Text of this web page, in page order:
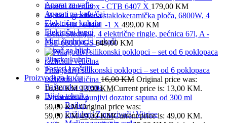
Aparat za vafle
Aparati za kafu/čaj
Električna kuhala
Električni lonci
Mini štednjaci i pekači
Pekač za hljeb
Plinska kuhala
Tosteri i roštilji
Proizvodi za kuću
Baštenska oprema
Bijela tehnika
Bojleri
Frižideri/ Zamrzivači/ Vitrine
kasetni filter,Inox - CTB 6407 X 179,00 KM
Beko Ugradbena staklokeramička ploča, 6800W, 4
zone - HIC 64401 -1 X 499,00 KM
Beko Štednjak, 4 električne ringle, pećnica 67l, A -
FSE 66000 GS649,00 KM
Prilagodivi silikonski poklopci – set od 6 poklopaca
različitih veličina 16,00KM Original price was:
16,00 KM.13,00KMCurrent price is: 13,00 KM.
Automatski punjivi dozator sapuna od 300 ml
59,00KM Original price was:
59,00 KM.49,00KMCurrent price is: 49,00 KM.